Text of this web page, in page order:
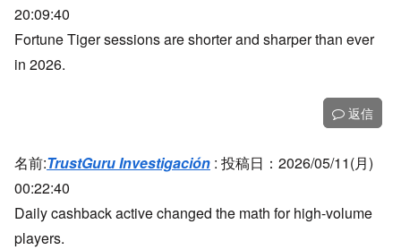
20:09:40
Fortune Tiger sessions are shorter and sharper than ever
in 2026.
返信
名前:TrustGuru Investigación : 投稿日：2026/05/11(月)
00:22:40
Daily cashback active changed the math for high-volume
players.